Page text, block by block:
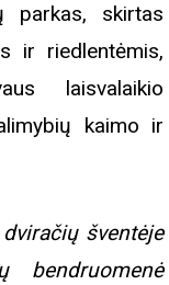
parkas, skirtas
ir riedlentėmis,
laisvalaikio
kaimo ir
šventėje
bendruomenė